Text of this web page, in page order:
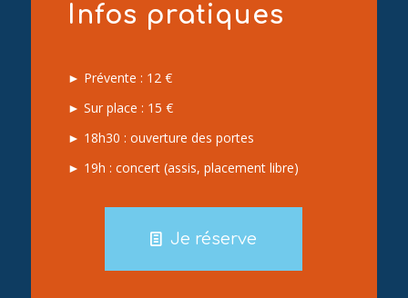
Infos pratiques
► Prévente : 12 €
► Sur place : 15 €
► 18h30 : ouverture des portes
► 19h : concert (assis, placement libre)
Je réserve